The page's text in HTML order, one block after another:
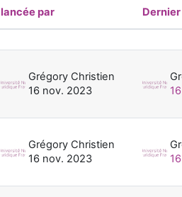
lancée par
Grégory Christien
16 nov. 2023
Grégory Christien
16 nov. 2023